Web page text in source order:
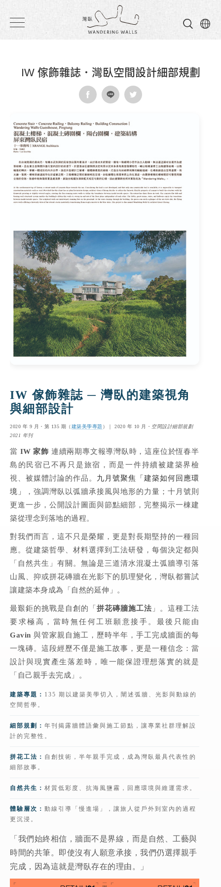
民
宿
IW 傢飾雜誌．灣臥空間設計細部規劃
IW 傢飾雜誌 ─ 灣臥的建築視角
與細部設計
2020 年 9 月・第 135 期（建築美學專題 ）｜ 2020 年 10 月・ 空間設計細部規劃
2021 年刊
當 IW 家飾 連續兩期專文報導灣臥時，這座位於恆春半
島的民宿已不再只是旅宿，而是一件持續被建築界檢
視、被媒體討論的作品。 九月號聚焦「建築如何回應環
境」
，強調灣臥以弧牆承接風與地形的力量；十月號則
更進一步，公開設計圖面與節點細部，完整揭示一棟建
築從理念到落地的過程。
對我們而言，這不只是榮耀，更是對長期堅持的一種回
應。從建築哲學、材料選擇到工法研發，每個決定都與
「自然共生」有關。無論是三道清水混凝土弧牆導引落
山風、抑或拼花磚牆在光影下的肌理變化，灣臥都嘗試
讓建築本身成為「自然的延伸」。
最艱鉅的挑戰是自創的「拼花磚牆施工法 」。這種工法
要求極高，當時無任何工班願意接手。最後只能由
Gavin 與管家親自施工，歷時半年，手工完成牆面的每
一塊磚。這段經歷不僅是施工故事，更是一種信念：當
設計與現實產生落差時，唯一能保證理想落實的就是
「自己親手去完成」。
建築專題： 135 期以建築美學切入，闡述弧牆、光影與動線的
空間哲學。
細部規劃： 年刊揭露牆體語彙與施工節點，讓專業社群理解設
計的完整性。
拼花工法： 自創技術，半年親手完成，成為灣臥最具代表性的
細部故事。
自然共生： 材質低彩度、抗海風鹽霧，回應環境與維運需求。
體驗層次： 動線引導「慢進場」，讓旅人從戶外到室內的過程
更沉浸。
「我們始終相信，牆面不是界線，而是自然、工藝與
時間的共筆。即使沒有人願意承接，我們仍選擇親手
完成，因為這就是灣臥存在的理由。」